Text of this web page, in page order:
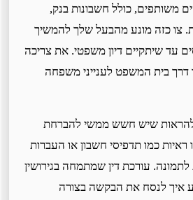
משותפים, כולל חשבונות בנק,
צו כזה מונע מהבעל שלך להמשיך
עד שיתקיים דיון משפטי. את צריכה
בית המשפט לענייני משפחה
שיש חשש ממשי להברחת
כמו תדפיסי חשבון או העברות
לתמונה. עורכת דין שמתמחה בגירושין
איך לנסח את הבקשה בצורה